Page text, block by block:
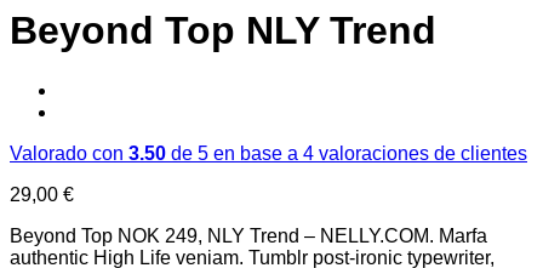
Beyond Top NLY Trend
Valorado con 3.50 de 5 en base a 4 valoraciones de clientes
29,00 €
Beyond Top NOK 249, NLY Trend – NELLY.COM. Marfa
authentic High Life veniam. Tumblr post-ironic typewriter,